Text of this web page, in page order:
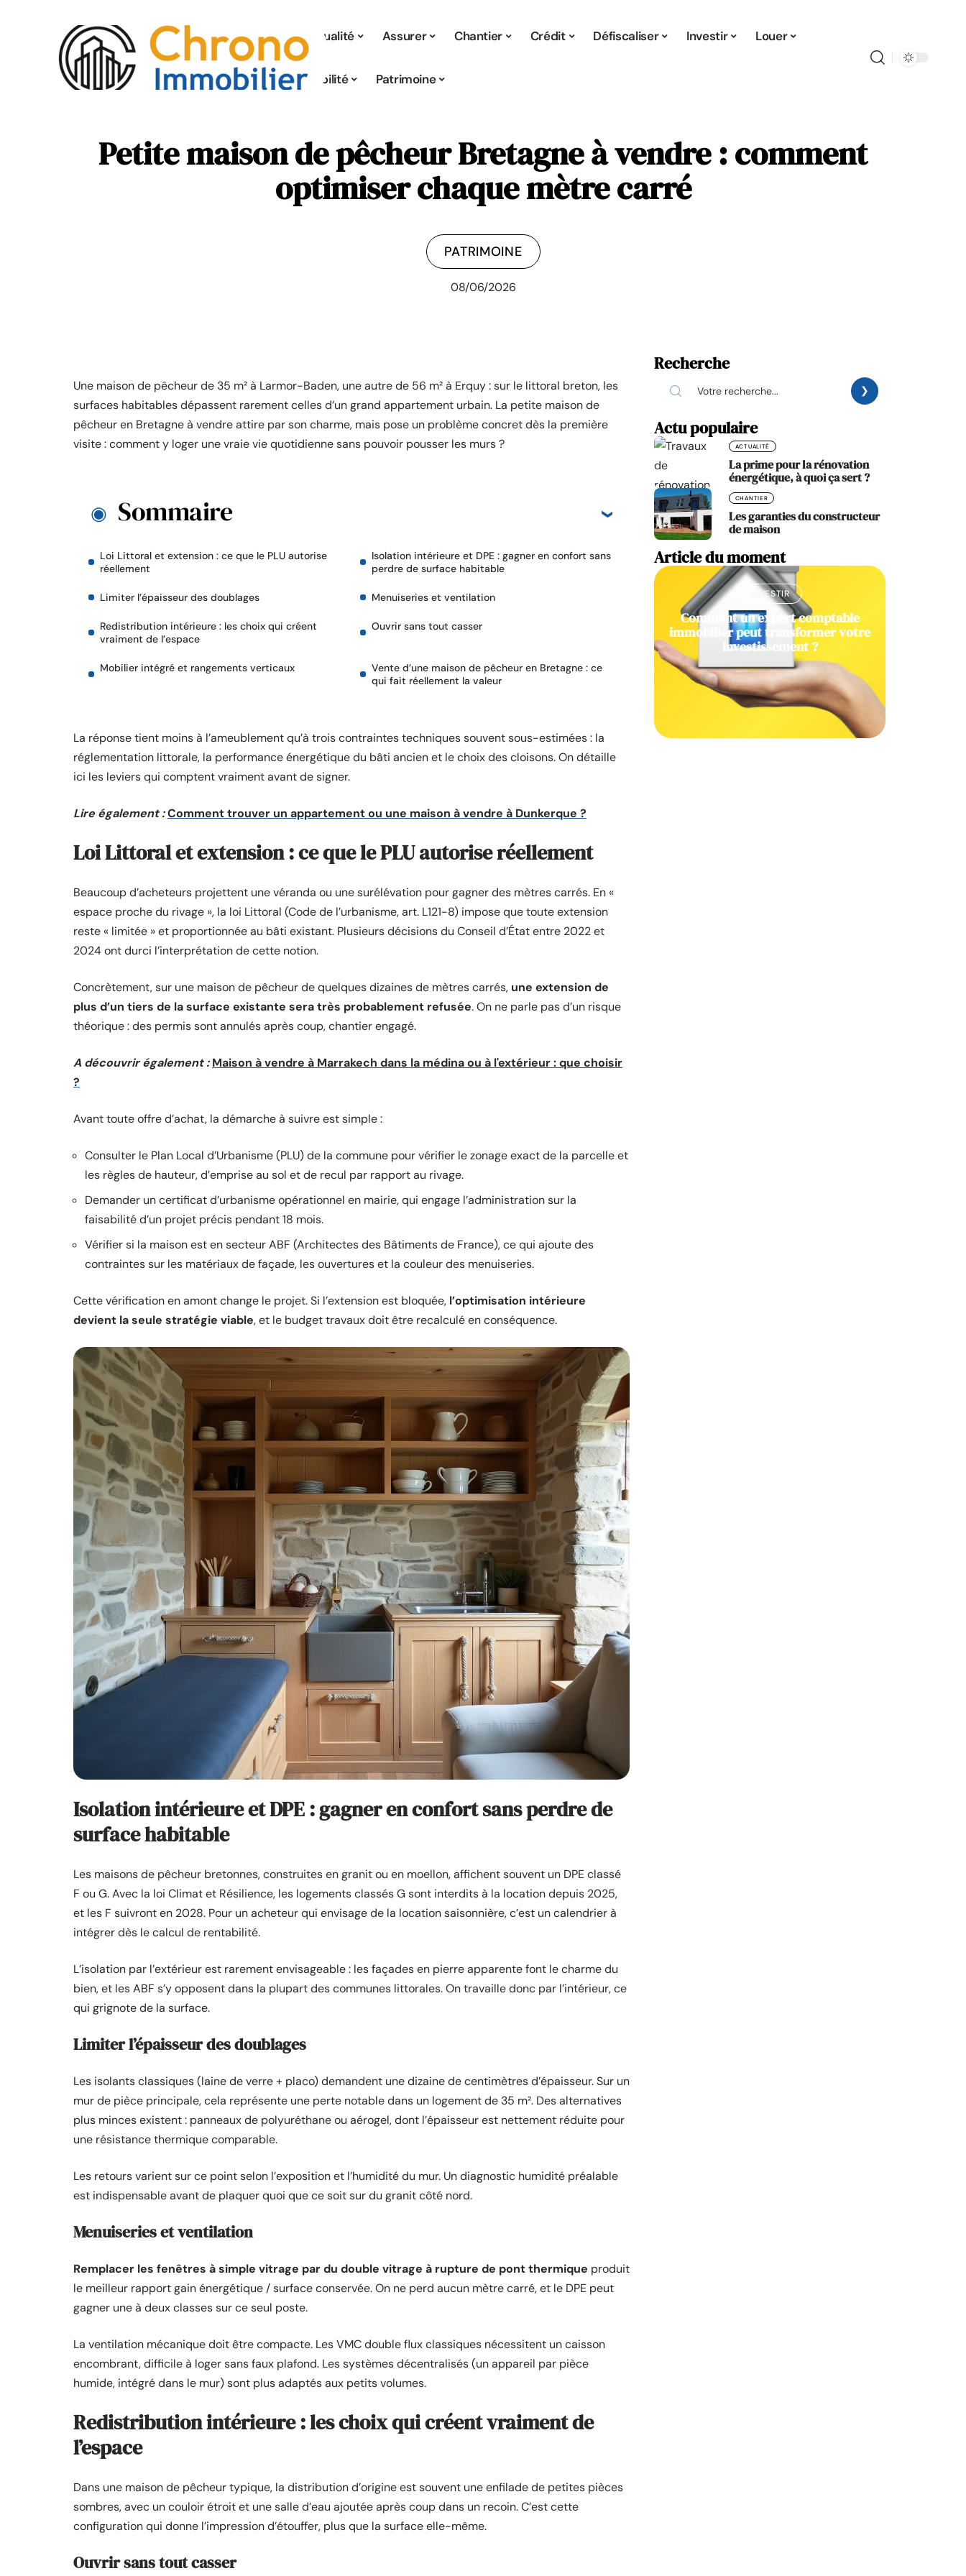
Actualité Assurer Chantier Crédit Défiscaliser Investir Louer
Mobilité Patrimoine
Petite maison de pêcheur Bretagne à vendre : comment
optimiser chaque mètre carré
PATRIMOINE
08/06/2026
Une maison de pêcheur de 35 m² à Larmor-Baden, une autre de 56 m² à Erquy : sur le littoral breton, les
surfaces habitables dépassent rarement celles d’un grand appartement urbain. La petite maison de
pêcheur en Bretagne à vendre attire par son charme, mais pose un problème concret dès la première
visite : comment y loger une vraie vie quotidienne sans pouvoir pousser les murs ?
Sommaire
Loi Littoral et extension : ce que le PLU autorise
réellement
Isolation intérieure et DPE : gagner en confort sans
perdre de surface habitable
Limiter l’épaisseur des doublages Menuiseries et ventilation
Redistribution intérieure : les choix qui créent
vraiment de l’espace
Ouvrir sans tout casser
Mobilier intégré et rangements verticaux
Vente d’une maison de pêcheur en Bretagne : ce
qui fait réellement la valeur
La réponse tient moins à l’ameublement qu’à trois contraintes techniques souvent sous-estimées : la
réglementation littorale, la performance énergétique du bâti ancien et le choix des cloisons. On détaille
ici les leviers qui comptent vraiment avant de signer.
Lire également :Comment trouver un appartement ou une maison à vendre à Dunkerque ?
Loi Littoral et extension : ce que le PLU autorise réellement
Beaucoup d’acheteurs projettent une véranda ou une surélévation pour gagner des mètres carrés. En «
espace proche du rivage », la loi Littoral (Code de l’urbanisme, art. L121-8) impose que toute extension
reste « limitée » et proportionnée au bâti existant. Plusieurs décisions du Conseil d’État entre 2022 et
2024 ont durci l’interprétation de cette notion.
Concrètement, sur une maison de pêcheur de quelques dizaines de mètres carrés, une extension de
plus d’un tiers de la surface existante sera très probablement refusée. On ne parle pas d’un risque
théorique : des permis sont annulés après coup, chantier engagé.
A découvrir également : Maison à vendre à Marrakech dans la médina ou à l'extérieur : que choisir
?
Avant toute offre d’achat, la démarche à suivre est simple :
Consulter le Plan Local d’Urbanisme (PLU) de la commune pour vérifier le zonage exact de la parcelle et
les règles de hauteur, d’emprise au sol et de recul par rapport au rivage.
Demander un certificat d’urbanisme opérationnel en mairie, qui engage l’administration sur la
faisabilité d’un projet précis pendant 18 mois.
Vérifier si la maison est en secteur ABF (Architectes des Bâtiments de France), ce qui ajoute des
contraintes sur les matériaux de façade, les ouvertures et la couleur des menuiseries.
Cette vérification en amont change le projet. Si l’extension est bloquée, l’optimisation intérieure
devient la seule stratégie viable, et le budget travaux doit être recalculé en conséquence.
Isolation intérieure et DPE : gagner en confort sans perdre de
surface habitable
Les maisons de pêcheur bretonnes, construites en granit ou en moellon, affichent souvent un DPE classé
F ou G. Avec la loi Climat et Résilience, les logements classés G sont interdits à la location depuis 2025,
et les F suivront en 2028. Pour un acheteur qui envisage de la location saisonnière, c’est un calendrier à
intégrer dès le calcul de rentabilité.
L’isolation par l’extérieur est rarement envisageable : les façades en pierre apparente font le charme du
bien, et les ABF s’y opposent dans la plupart des communes littorales. On travaille donc par l’intérieur, ce
qui grignote de la surface.
Limiter l’épaisseur des doublages
Les isolants classiques (laine de verre + placo) demandent une dizaine de centimètres d’épaisseur. Sur un
mur de pièce principale, cela représente une perte notable dans un logement de 35 m². Des alternatives
plus minces existent : panneaux de polyuréthane ou aérogel, dont l’épaisseur est nettement réduite pour
une résistance thermique comparable.
Les retours varient sur ce point selon l’exposition et l’humidité du mur. Un diagnostic humidité préalable
est indispensable avant de plaquer quoi que ce soit sur du granit côté nord.
Menuiseries et ventilation
Remplacer les fenêtres à simple vitrage par du double vitrage à rupture de pont thermique produit
le meilleur rapport gain énergétique / surface conservée. On ne perd aucun mètre carré, et le DPE peut
gagner une à deux classes sur ce seul poste.
La ventilation mécanique doit être compacte. Les VMC double flux classiques nécessitent un caisson
encombrant, difficile à loger sans faux plafond. Les systèmes décentralisés (un appareil par pièce
humide, intégré dans le mur) sont plus adaptés aux petits volumes.
Redistribution intérieure : les choix qui créent vraiment de
l’espace
Dans une maison de pêcheur typique, la distribution d’origine est souvent une enfilade de petites pièces
sombres, avec un couloir étroit et une salle d’eau ajoutée après coup dans un recoin. C’est cette
configuration qui donne l’impression d’étouffer, plus que la surface elle-même.
Ouvrir sans tout casser
Recherche
Actu populaire
ACTUALITÉ
La prime pour la rénovation
énergétique, à quoi ça sert ?
CHANTIER
Les garanties du constructeur
de maison
Article du moment
INVESTIR
Comment un expert comptable
immobilier peut transformer votre
investissement ?